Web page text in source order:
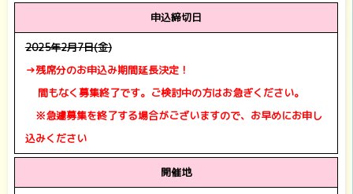
申込締切日
2025年2月7日(金)
→残席分のお申込み期間延長決定！
間もなく募集終了です。ご検討中の方はお急ぎください。
※急遽募集を終了する場合がございますので、お早めにお申し
込みください
開催地